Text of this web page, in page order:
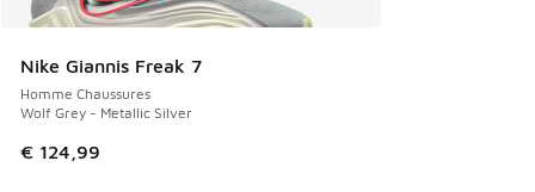
Nike Giannis Freak 7
Homme Chaussures
Wolf Grey - Metallic Silver
€ 124,99